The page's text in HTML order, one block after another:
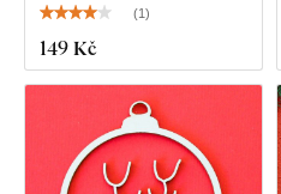
(1)
149 Kč